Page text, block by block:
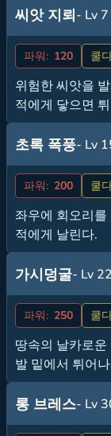
씨앗 지뢰- Lv 7
파워: 120 쿨
위험한 씨앗을
적에게 닿으면
초록 폭풍- Lv
파워: 200 쿨
좌우에 회오리를
적에게 날린다.
가시덩굴- Lv 22
파워: 250 쿨
땅속의 날카로
발 밑에서 튀어
롱 브레스- Lv